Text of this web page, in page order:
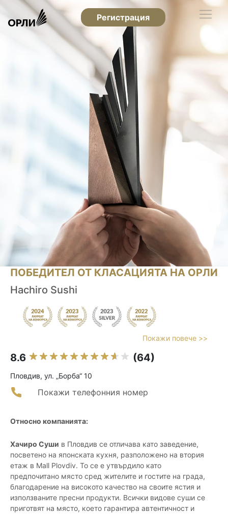
Регистрация
ПОБЕДИТЕЛ ОТ КЛАСАЦИЯТА НА ОРЛИ
Hachiro Sushi
Покажи повече >>
8.6 (64)
Пловдив, ул. „Борба“ 10
Покажи телефонния номер
Относно компанията:
Хачиро Суши в Пловдив се отличава като заведение,
посветено на японската кухня, разположено на втория
етаж в Mall Plovdiv. То се е утвърдило като
предпочитано място сред жителите и гостите на града,
благодарение на високото качество на своите ястия и
използваните пресни продукти. Всички видове суши се
приготвят на място, което гарантира автентичност и